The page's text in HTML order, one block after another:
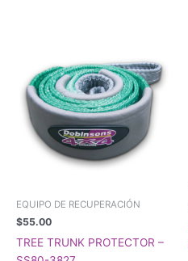
EQUIPO DE RECUPERACIÓN
$55.00
TREE TRUNK PROTECTOR –